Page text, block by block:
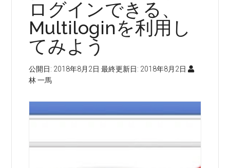
ログインできる、
Multiloginを利用し
てみよう
公開日: 2018年8月2日 最終更新日: 2018年8月2日
林 一馬